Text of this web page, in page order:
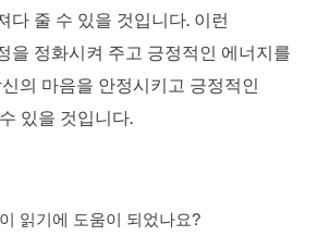
다 줄 수 있을 것입니다. 이런
을 정화시켜 주고 긍정적인 에너지를
의 마음을 안정시키고 긍정적인
있을 것입니다.
읽기에 도움이 되었나요?